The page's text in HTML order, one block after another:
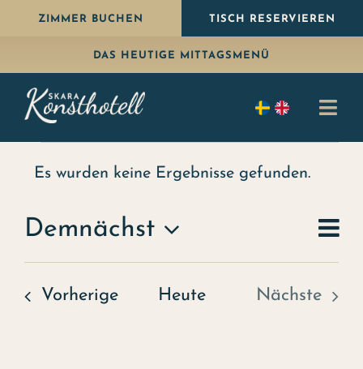
WeiterZIMMER BUCHEN TISCH RESERVIEREN
DAS HEUTIGE MITTAGSMENÜ
Übernachten
Feiern
Events
Es wurden keine Ergebnisse gefunden.
Demnächst
Wählen
SieVorherigeVeranstaltung
Heute
Nächste